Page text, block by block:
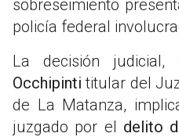
sobreseimiento
policía federal
La decisión
Occhipinti titular del
de La Matanza,
juzgado por el delito